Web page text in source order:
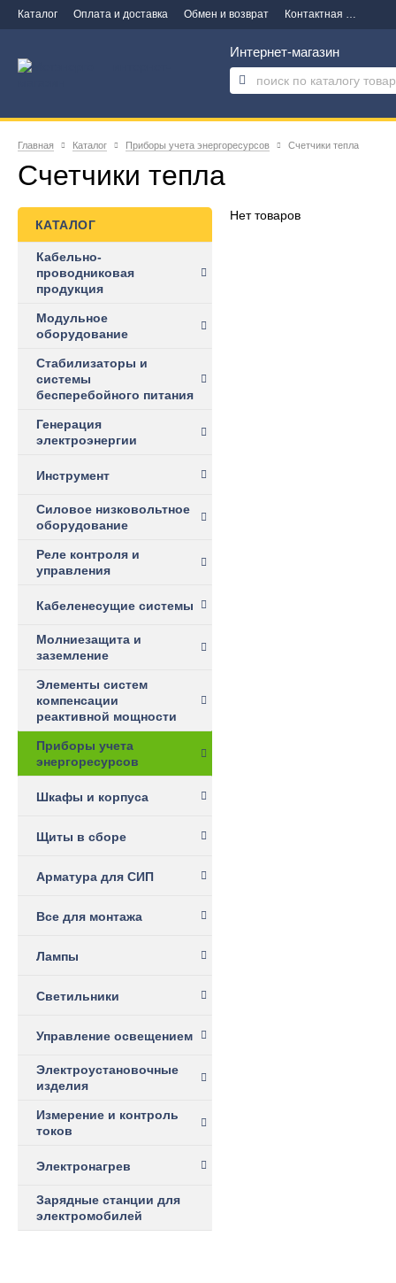
Каталог Оплата и доставка Обмен и возврат Контактная информация
Интернет-магазин
Главная Каталог Приборы учета энергоресурсов Счетчики тепла
Счетчики тепла
Нет товаров
КАТАЛОГ
Кабельно-
проводниковая
продукция
Модульное
оборудование
Стабилизаторы и
системы
бесперебойного питания
Генерация
электроэнергии
Инструмент
Силовое низковольтное
оборудование
Реле контроля и
управления
Кабеленесущие системы
Молниезащита и
заземление
Элементы систем
компенсации
реактивной мощности
Приборы учета
энергоресурсов
Шкафы и корпуса
Щиты в сборе
Арматура для СИП
Все для монтажа
Лампы
Светильники
Управление освещением
Электроустановочные
изделия
Измерение и контроль
токов
Электронагрев
Зарядные станции для
электромобилей